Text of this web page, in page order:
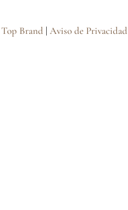
Top Brand| Aviso de Privacidad